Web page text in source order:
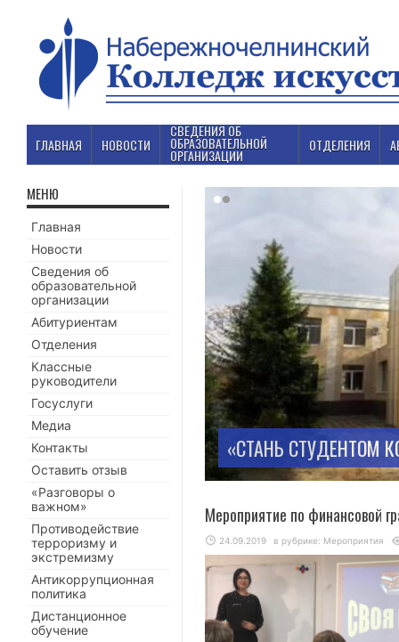
ГЛАВНАЯ НОВОСТИ
СВЕДЕНИЯ ОБ
ОБРАЗОВАТЕЛЬНОЙ
ОРГАНИЗАЦИИ
ОТДЕЛЕНИЯ
«СТАНЬ СТУДЕНТОМ
Мероприятие по финансовой
24.09.2019 в рубрике: Мероприятия
МЕНЮ
Главная
Новости
Сведения об
образовательной
организации
Абитуриентам
Отделения
Классные
руководители
Госуслуги
Медиа
Контакты
Оставить отзыв
«Разговоры о
важном»
Противодействие
терроризму и
экстремизму
Антикоррупционная
политика
Дистанционное
обучение